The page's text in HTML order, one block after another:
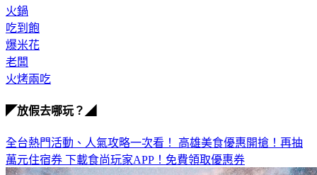
火鍋
吃到飽
爆米花
老闆
全台熱門活動、人氣攻略一次看！高雄美食優惠開搶！再抽